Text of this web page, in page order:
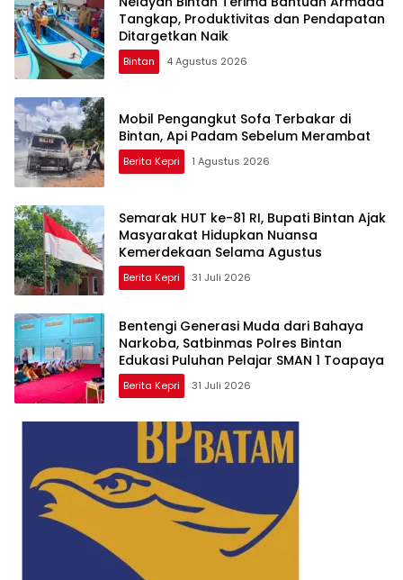
Tangkap, Produktivitas dan Pendapatan
Ditargetkan Naik
Bintan 4 Agustus 2026
Mobil Pengangkut Sofa Terbakar di
Bintan, Api Padam Sebelum Merambat
Berita Kepri 1 Agustus 2026
Semarak HUT ke-81 RI, Bupati Bintan Ajak
Masyarakat Hidupkan Nuansa
Kemerdekaan Selama Agustus
Berita Kepri 31 Juli 2026
Bentengi Generasi Muda dari Bahaya
Narkoba, Satbinmas Polres Bintan
Edukasi Puluhan Pelajar SMAN 1 Toapaya
Berita Kepri 31 Juli 2026